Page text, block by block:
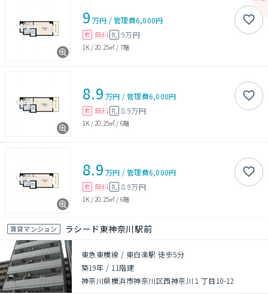
9 万円 /管理費6,000円
敷 無料 礼 9万円
1K / 20.25㎡ / 7階
8.9 万円 /管理費6,000円
敷 無料 礼 8.9万円
1K / 20.25㎡ / 6階
8.9 万円 /管理費6,000円
敷 無料 礼 8.9万円
1K / 20.25㎡ / 6階
賃貸マンション ラシード東神奈川駅前
東急東横線 / 東白楽駅 徒歩5分
築19年 / 11階建
神奈川県横浜市神奈川区西神奈川１丁目10-12